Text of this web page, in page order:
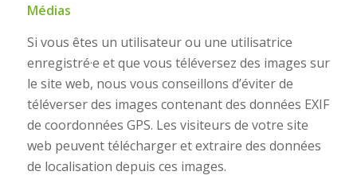
Médias
Si vous êtes un utilisateur ou une utilisatrice
enregistré·e et que vous téléversez des images sur
le site web, nous vous conseillons d’éviter de
téléverser des images contenant des données EXIF
de coordonnées GPS. Les visiteurs de votre site
web peuvent télécharger et extraire des données
de localisation depuis ces images.